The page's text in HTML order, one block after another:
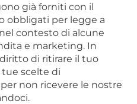
già forniti con il
obbligati per legge a
contesto di alcune
e marketing. In
di ritirare il tuo
scelte di
non ricevere le nostre